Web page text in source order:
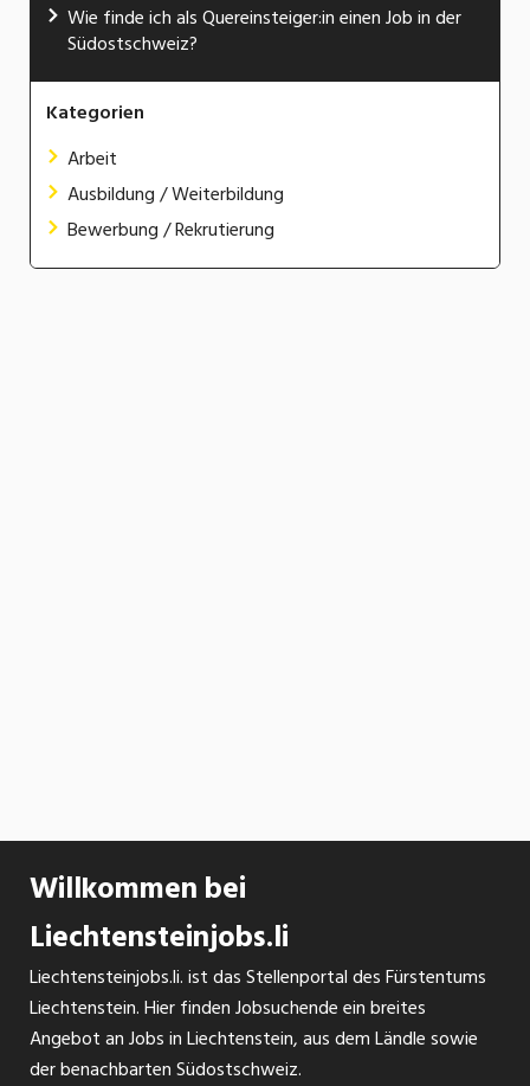
Wie finde ich als Quereinsteiger:in einen Job in der
Südostschweiz?
Kategorien
Arbeit
Ausbildung / Weiterbildung
Bewerbung / Rekrutierung
Willkommen bei
Liechtensteinjobs.li
Liechtensteinjobs.li. ist das Stellenportal des Fürstentums
Liechtenstein. Hier finden Jobsuchende ein breites
Angebot an Jobs in Liechtenstein, aus dem Ländle sowie
der benachbarten Südostschweiz.